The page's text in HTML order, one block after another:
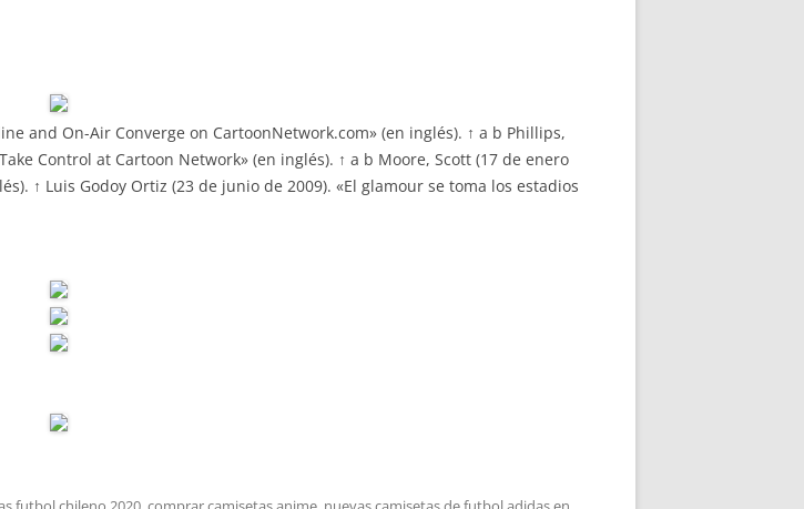
and On-Air Converge on CartoonNetwork.com» (en inglés). ↑ a b Phillips,
Control at Cartoon Network» (en inglés). ↑ a b Moore, Scott (17 de enero
↑ Luis Godoy Ortiz (23 de junio de 2009). «El glamour se toma los estadios